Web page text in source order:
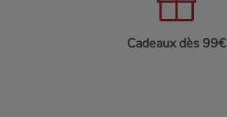
Cadeaux dès 99€